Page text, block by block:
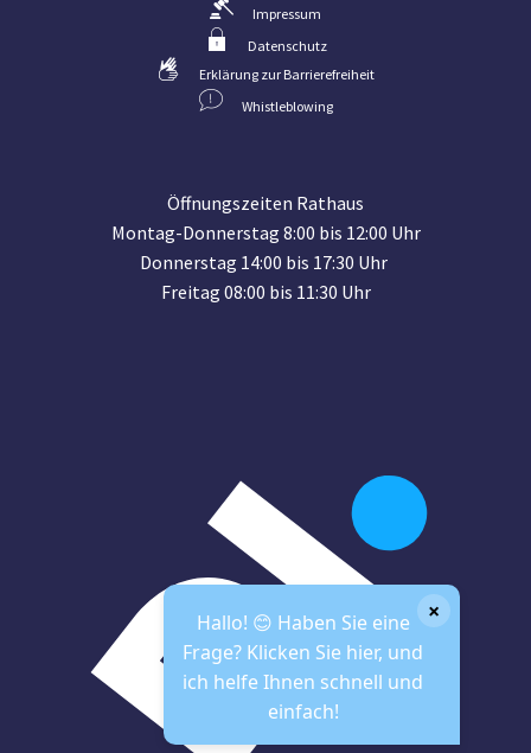
Impressum
Datenschutz
Erklärung zur Barrierefreiheit
Whistleblowing
Öffnungszeiten Rathaus
Montag-Donnerstag 8:00 bis 12:00 Uhr
Donnerstag 14:00 bis 17:30 Uhr
Freitag 08:00 bis 11:30 Uhr
Hallo! 😊 Haben Sie eine
Frage? Klicken Sie hier, und
ich helfe Ihnen schnell und
einfach!
×